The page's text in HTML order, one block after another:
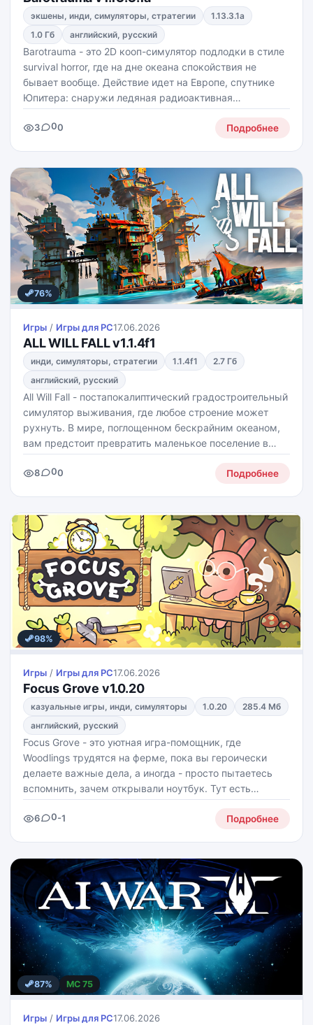
экшены, инди, симуляторы, стратегии
1.13.3.1a
1.0 Гб
английский, русский
Barotrauma - это 2D кооп-симулятор подлодки в стиле
survival horror, где на дне океана спокойствия не
бывает вообще. Действие идет на Европе, спутнике
Юпитера: снаружи ледяная радиоактивная
поверхность, внутри - темные воды, руины и всякая
подводная жуть. Тут надо не просто плавать, а
3 00 Подробнее
76%
Игры / Игры для PС17.06.2026
ALL WILL FALL v1.1.4f1
инди, симуляторы, стратегии 1.1.4f1
2.7 Гб
английский, русский
All Will Fall - постапокалиптический градостроительный
симулятор выживания, где любое строение может
рухнуть. В мире, поглощенном бескрайним океаном,
вам предстоит превратить маленькое поселение в
огромный вертикальный город, балансируя на грани
катастрофы.
8 00 Подробнее
98%
Игры / Игры для PС17.06.2026
Focus Grove v1.0.20
казуальные игры, инди, симуляторы 1.0.20
285.4 Мб
английский, русский
Focus Grove - это уютная игра-помощник, где
Woodlings трудятся на ферме, пока вы героически
делаете важные дела, а иногда - просто пытаетесь
вспомнить, зачем открывали ноутбук. Тут есть
Pomodoro, трекер задач, звуки природы, привычки,
заметки и лесная ферма, которая растёт вместе с
6 0-1 Подробнее
87% MC 75
Игры / Игры для PС17.06.2026